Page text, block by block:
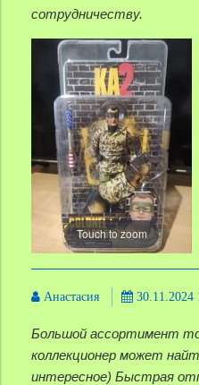
сотрудничеству.
Touch to zoom
Анастасия 30.11.2024
Большой ассортимент
коллекционер может
интересное) Быстрая